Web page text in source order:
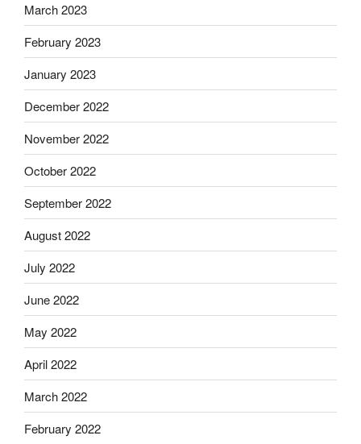
March 2023
February 2023
January 2023
December 2022
November 2022
October 2022
September 2022
August 2022
July 2022
June 2022
May 2022
April 2022
March 2022
February 2022